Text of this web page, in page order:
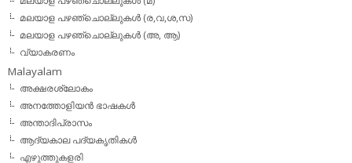
മലയാള പഴഞ്ചൊല്ലുകള്‍ (ര,വ,ശ,സ)
മലയാള പഴഞ്ചൊല്ലുകൾ (അ, ആ)
വ്യാകരണം
Malayalam
അക്ഷരശ്ലോകം
അനത്തോളിയന്‍ ഭാഷകള്‍
അന്താദിപ്രാസം
ആദ്യകാല പദ്യകൃതികള്‍
എഴുത്തുകളരി